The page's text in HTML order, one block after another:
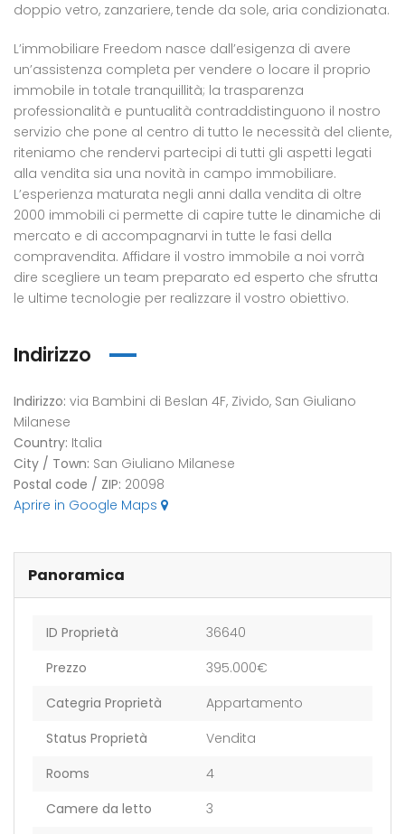
doppio vetro, zanzariere, tende da sole, aria condizionata.
L’immobiliare Freedom nasce dall’esigenza di avere
un’assistenza completa per vendere o locare il proprio
immobile in totale tranquillità; la trasparenza
professionalità e puntualità contraddistinguono il nostro
servizio che pone al centro di tutto le necessità del cliente,
riteniamo che rendervi partecipi di tutti gli aspetti legati
alla vendita sia una novità in campo immobiliare.
L’esperienza maturata negli anni dalla vendita di oltre
2000 immobili ci permette di capire tutte le dinamiche di
mercato e di accompagnarvi in tutte le fasi della
compravendita. Affidare il vostro immobile a noi vorrà
dire scegliere un team preparato ed esperto che sfrutta
le ultime tecnologie per realizzare il vostro obiettivo.
Indirizzo
Indirizzo: via Bambini di Beslan 4F, Zivido, San Giuliano
Milanese
Country: Italia
City / Town: San Giuliano Milanese
Postal code / ZIP: 20098
Aprire in Google Maps
Panoramica
ID Proprietà
36640
Prezzo
395.000€
Categria Proprietà
Appartamento
Status Proprietà
Vendita
Rooms
4
Camere da letto
3